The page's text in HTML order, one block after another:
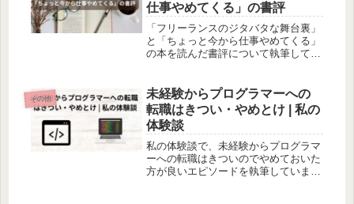
仕事やめてくる」の書評
「フリーランスのジタバタな舞台裏」
と「ちょっと今から仕事やめてくる」
の本を読んだ書評について執筆してい
その他
未経験からプログラマーへの
転職はきつい・やめとけ | 私の
体験談
私の体験談で、未経験からプログラマ
ーへの転職はきついのでやめておいた
方が良いエピソードを執筆していま